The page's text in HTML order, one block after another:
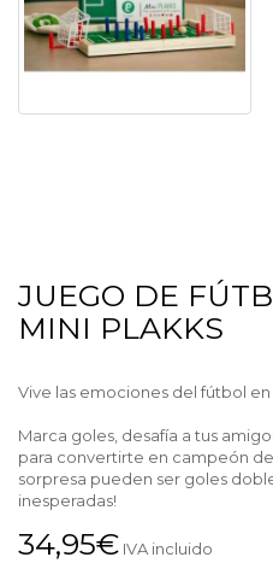
JUEGO DE
MINI PLAKKS
Vive las emociones del fútbol en
Marca goles, desafía a tus
para convertirte en campeón de
sorpresa pueden ser goles
inesperadas!
34,95€ IVA incluido